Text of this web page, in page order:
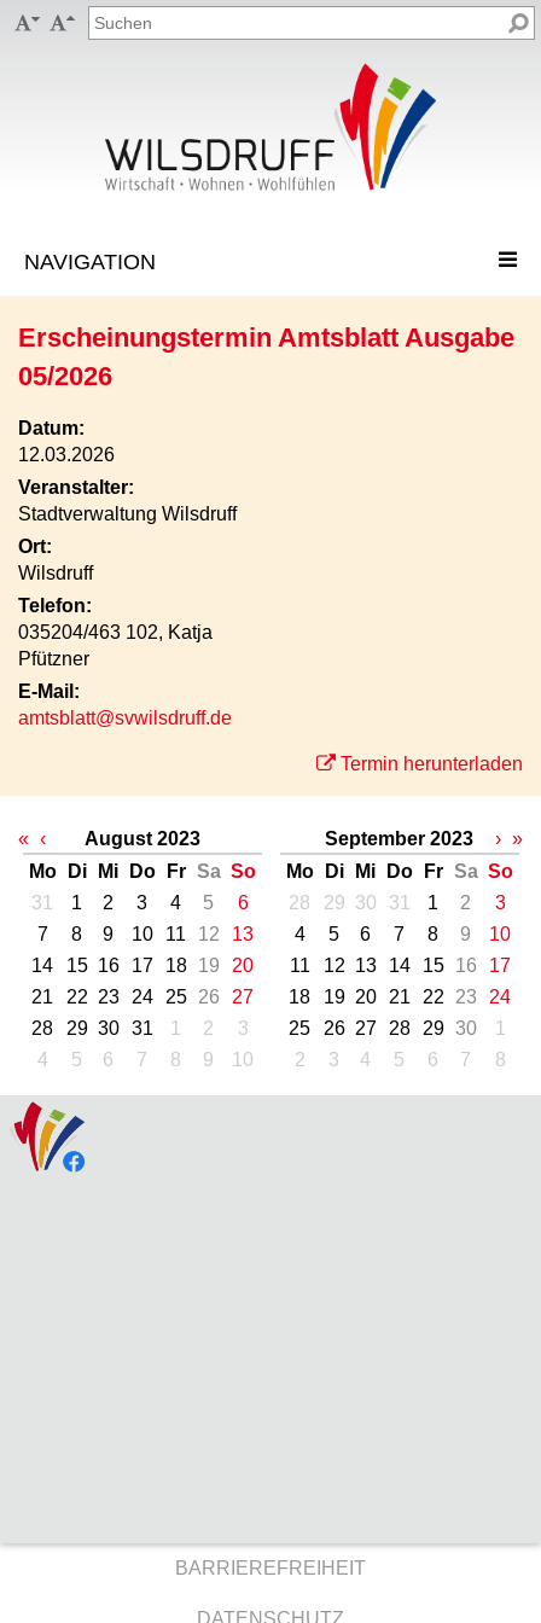
 
Erscheinungstermin Amtsblatt Ausgabe
05/2026
Datum:
12.03.2026
Veranstalter:
Stadtverwaltung Wilsdruff
Ort:
Wilsdruff
Telefon:
035204/463 102, Katja
Pfützner
E-Mail:
amtsblatt@svwilsdruff.de
Termin herunterladen
« ‹
August 2023
Mo
Di Mi Do Fr Sa So
31
1 2 3 4 5
6
7
8 9 10 11 12
13
14
15 16 17 18 19
20
21
22 23 24 25 26
27
28
29 30 31 1 2
3
4
5 6 7 8 9 10
September 2023
Mo
Di Mi Do Fr Sa So
28
29 30 31 1 2
3
4
5 6 7 8 9
10
11
12 13 14 15 16
17
18
19 20 21 22 23
24
25
26 27 28 29 30
1
2
3 4 5 6 7 8
› »
BARRIEREFREIHEIT
DATENSCHUTZ